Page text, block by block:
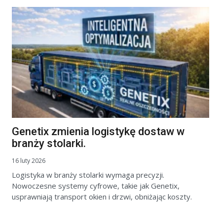
Genetix zmienia logistykę dostaw w
branży stolarki.
16 luty 2026
Logistyka w branży stolarki wymaga precyzji.
Nowoczesne systemy cyfrowe, takie jak Genetix,
usprawniają transport okien i drzwi, obniżając koszty.